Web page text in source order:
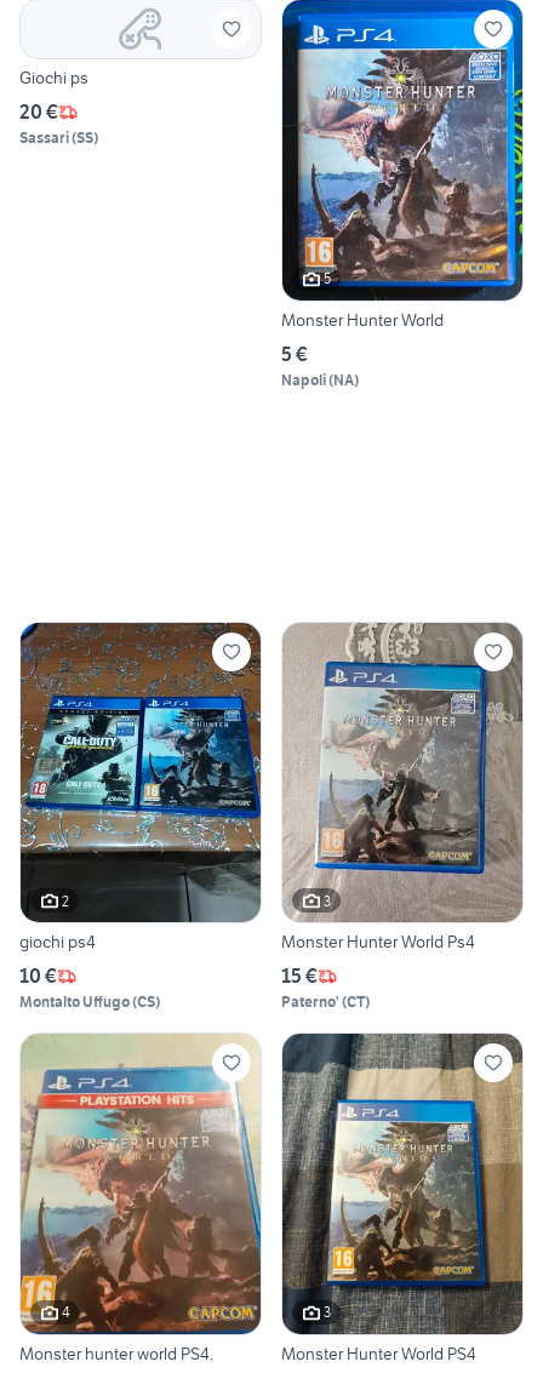
Giochi ps
20 €
Sassari(SS)
5
Monster Hunter World
5 €
Napoli(NA)
2
giochi ps4
10 €
Montalto Uffugo(CS)
3
Monster Hunter World Ps4
15 €
Paterno' (CT)
4
Monster hunter world PS4.
3
Monster Hunter World PS4